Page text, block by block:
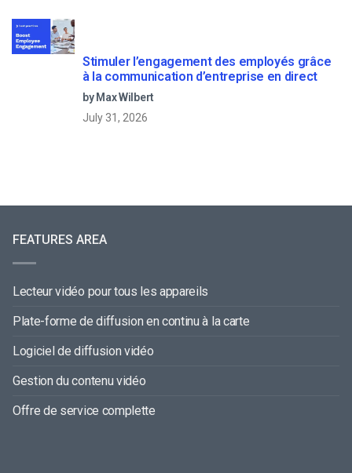
Stimuler l’engagement des employés grâce
à la communication d’entreprise en direct
by Max Wilbert
July 31, 2026
FEATURES AREA
Lecteur vidéo pour tous les appareils
Plate-forme de diffusion en continu à la carte
Logiciel de diffusion vidéo
Gestion du contenu vidéo
Offre de service complette